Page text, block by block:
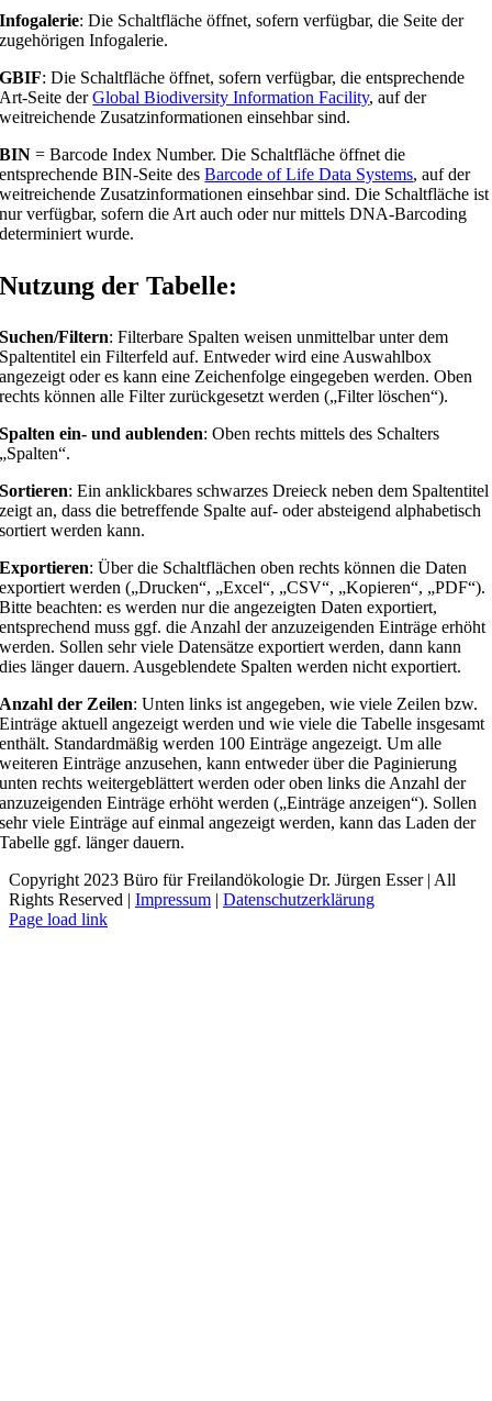
Infogalerie: Die Schaltfläche öffnet, sofern verfügbar, die Seite der
zugehörigen Infogalerie.
GBIF: Die Schaltfläche öffnet, sofern verfügbar, die entsprechende
Art-Seite derGlobal Biodiversity Information Facility, auf der
weitreichende Zusatzinformationen einsehbar sind.
BIN= Barcode Index Number. Die Schaltfläche öffnet die
entsprechende BIN-Seite desBarcode of Life Data Systems, auf der
weitreichende Zusatzinformationen einsehbar sind. Die Schaltfläche ist
nur verfügbar, sofern die Art auch oder nur mittels DNA-Barcoding
determiniert wurde.
Nutzung der Tabelle:
Suchen/Filtern: Filterbare Spalten weisen unmittelbar unter dem
Spaltentitel ein Filterfeld auf. Entweder wird eine Auswahlbox
angezeigt oder es kann eine Zeichenfolge eingegeben werden. Oben
rechts können alle Filter zurückgesetzt werden („Filter löschen“).
Spalten ein- und aublenden: Oben rechts mittels des Schalters
„Spalten“.
Sortieren: Ein anklickbares schwarzes Dreieck neben dem Spaltentitel
zeigt an, dass die betreffende Spalte auf- oder absteigend alphabetisch
sortiert werden kann.
Exportieren: Über die Schaltflächen oben rechts können die Daten
exportiert werden („Drucken“, „Excel“, „CSV“, „Kopieren“, „PDF“).
Bitte beachten: es werden nur die angezeigten Daten exportiert,
entsprechend muss ggf. die Anzahl der anzuzeigenden Einträge erhöht
werden. Sollen sehr viele Datensätze exportiert werden, dann kann
dies länger dauern. Ausgeblendete Spalten werden nicht exportiert.
Anzahl der Zeilen: Unten links ist angegeben, wie viele Zeilen bzw.
Einträge aktuell angezeigt werden und wie viele die Tabelle insgesamt
enthält. Standardmäßig werden 100 Einträge angezeigt. Um alle
weiteren Einträge anzusehen, kann entweder über die Paginierung
unten rechts weitergeblättert werden oder oben links die Anzahl der
anzuzeigenden Einträge erhöht werden („Einträge anzeigen“). Sollen
sehr viele Einträge auf einmal angezeigt werden, kann das Laden der
Tabelle ggf. länger dauern.
Copyright 2023 Büro für Freilandökologie Dr. Jürgen Esser | All
Rights Reserved | Impressum | Datenschutzerklärung
Page load link